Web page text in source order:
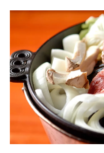
品川区で一度は
品川区のジンギ
忙しい日常を忘れ
癒しの時間
品川区でジンギ
シュ
ジンギスカンで
品川区でのジン